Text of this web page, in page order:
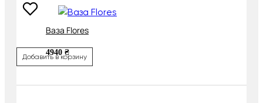
Ваза Flores
4940 ₴
Добавить в корзину